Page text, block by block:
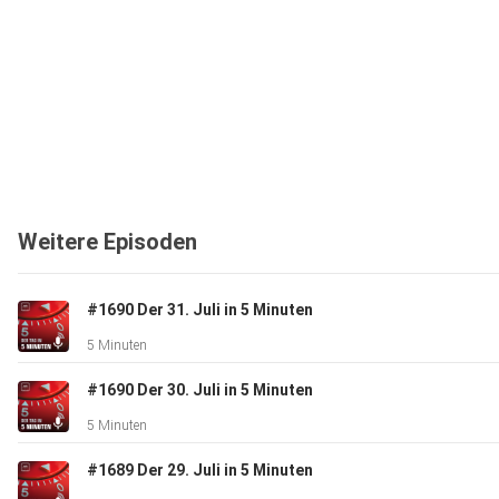
Weitere Episoden
#1690 Der 31. Juli in 5 Minuten
5 Minuten
#1690 Der 30. Juli in 5 Minuten
5 Minuten
#1689 Der 29. Juli in 5 Minuten